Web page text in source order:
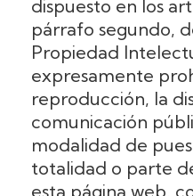
dispuesto en los
párrafo segundo,
Propiedad
expresamente
reproducción, la
comunicación
modalidad de
totalidad o parte
esta página web,